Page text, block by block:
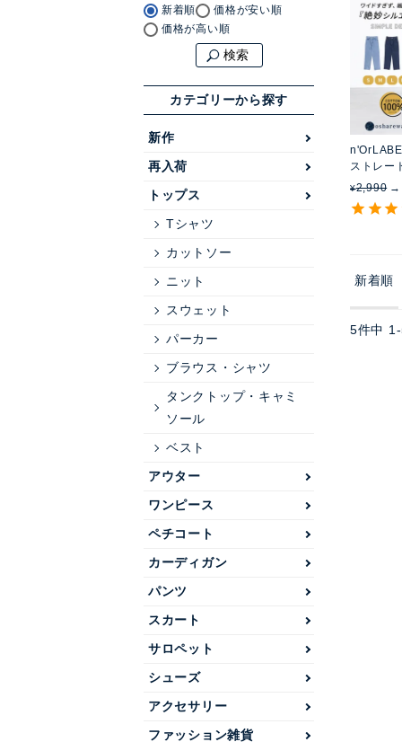
新着順
価格が安い順
価格が高い順
検索
カテゴリーから探す
新作
再入荷
トップス
Tシャツ
カットソー
ニット
スウェット
パーカー
ブラウス・シャツ
タンクトップ・キャミ
ソール
ベスト
アウター
ワンピース
ペチコート
カーディガン
パンツ
スカート
サロペット
シューズ
アクセサリー
ファッション雑貨
ストレー
¥2,990
新着順
5件中 1 -